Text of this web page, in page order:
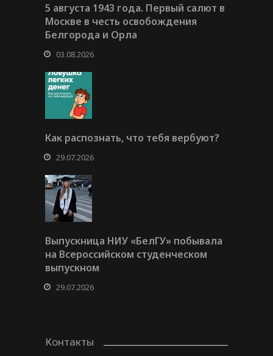
5 августа 1943 года. Первый салют в
Москве в честь освобождения
Белгорода и Орла
03.08.2026
Как распознать, что тебя вербуют?
29.07.2026
Выпускница НИУ «БелГУ» побывала
на Всероссийском студенческом
выпускном
29.07.2026
Контакты